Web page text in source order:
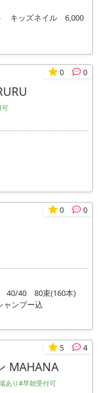
キッズネイル 6,000
0 0
可
0 0
40/40 80束(160本)
ンプー込
5 4
MAHANA
あり#早朝受付可